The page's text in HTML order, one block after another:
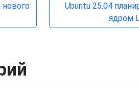
нового
Ubuntu 25.04
ядром